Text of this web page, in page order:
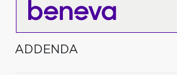
ADDENDA